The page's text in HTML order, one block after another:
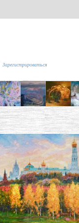
Зарегистрироваться